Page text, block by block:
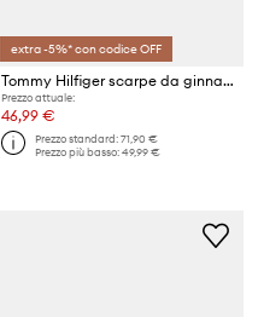
extra -5%* con codice OFF
Tommy Hilfiger scarpe da ginnastica per bambini
Prezzo attuale:
46,99 €
Prezzo standard:71,90 €
Prezzo più basso:49,99 €